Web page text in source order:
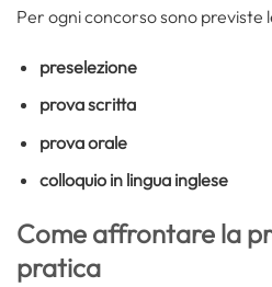
Per ogni concorso sono previste
preselezione
prova scritta
prova orale
colloquio in lingua inglese
Come affrontare la
pratica